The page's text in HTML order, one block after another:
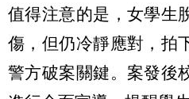
值得注意的是，女學生
傷，但仍冷靜應對，拍
警方破案關鍵。案發後